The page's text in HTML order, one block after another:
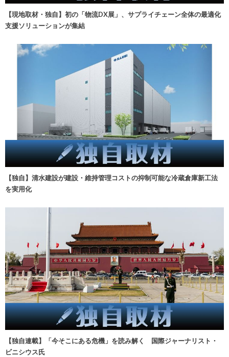
【現地取材・独自】初の「物流DX展」、サプライチェーン全体の最適化
支援ソリューションが集結
【独自】清水建設が建設・維持管理コストの抑制可能な冷蔵倉庫新工法
を実用化
【独自連載】「今そこにある危機」を読み解く 国際ジャーナリスト・
ビニシウス氏